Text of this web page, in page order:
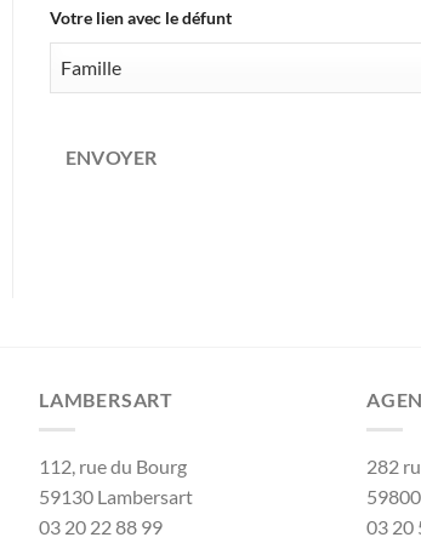
Votre lien avec le défunt
ENVOYER
LAMBERSART
112, rue du Bourg
59130 Lambersart
03 20 22 88 99
282
03 20